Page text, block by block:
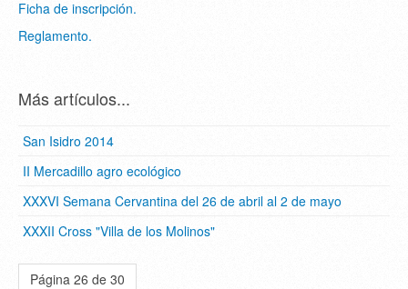
Ficha de inscripción.
Reglamento.
Más artículos...
San Isidro 2014
II Mercadillo agro ecológico
XXXVI Semana Cervantina del 26 de abril al 2 de mayo
XXXII Cross "Villa de los Molinos"
Página 26 de 30